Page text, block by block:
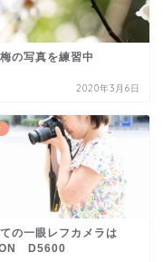
の写真を練習中
2020年3月6日
の一眼レフカメラは
D5600